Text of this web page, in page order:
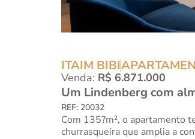
ITAIM BIBI
Venda: R$ 6.871.000
Um Lindenberg com
REF: 20032
Com 135?m², o apartamento
churrasqueira que amplia a